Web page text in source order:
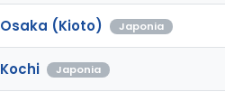
Osaka (Kioto) Japonia
Kochi Japonia